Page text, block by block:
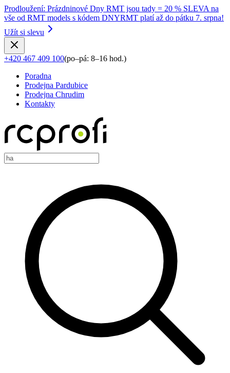
Prodloužení: Prázdninové Dny RMT jsou tady = 20 % SLEVA na
vše od RMT models s kódem DNYRMT platí až do pátku 7. srpna!
Užít si slevu
+420 467 409 100(po–pá: 8–16 hod.)
Poradna
Prodejna Pardubice
Prodejna Chrudim
Kontakty